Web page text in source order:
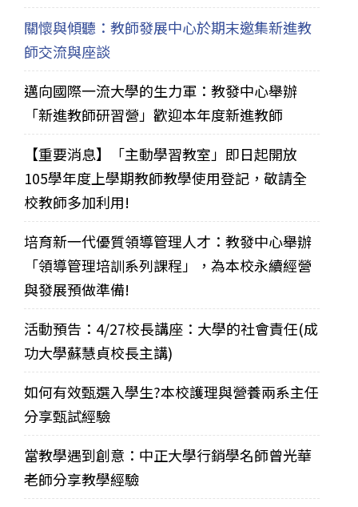
關懷與傾聽：教師發展中心於期末邀集新進教
師交流與座談
邁向國際一流大學的生力軍：教發中心舉辦
「新進教師研習營」歡迎本年度新進教師
【重要消息】「主動學習教室」即日起開放
105學年度上學期教師教學使用登記，敬請全
校教師多加利用!
培育新一代優質領導管理人才：教發中心舉辦
「領導管理培訓系列課程」，為本校永續經營
與發展預做準備!
活動預告：4/27校長講座：大學的社會責任(成
功大學蘇慧貞校長主講)
如何有效甄選入學生?本校護理與營養兩系主任
分享甄試經驗
當教學遇到創意：中正大學行銷學名師曾光華
老師分享教學經驗